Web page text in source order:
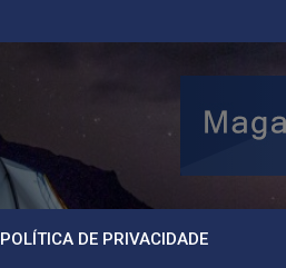
POLÍTICA DE PRIVACIDADE